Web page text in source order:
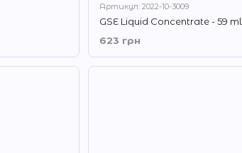
Артикул: 2022-10-3009
GSE Liquid Concentrate - 59 ml
623 грн